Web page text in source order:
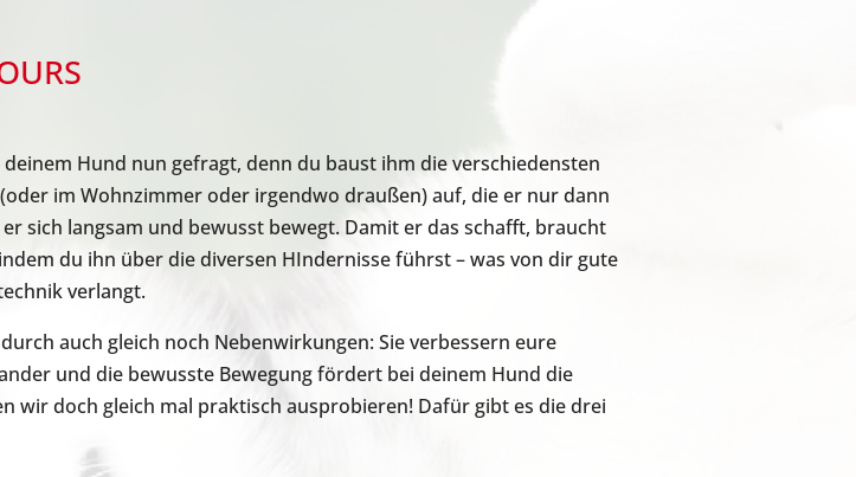
Hund nun gefragt, denn du baust ihm die verschiedensten
im Wohnzimmer oder irgendwo draußen) auf, die er nur dann
sich langsam und bewusst bewegt. Damit er das schafft, braucht
du ihn über die diversen HIndernisse führst – was von dir gute
verlangt.
auch gleich noch Nebenwirkungen: Sie verbessern eure
und die bewusste Bewegung fördert bei deinem Hund die
wir doch gleich mal praktisch ausprobieren! Dafür gibt es die drei